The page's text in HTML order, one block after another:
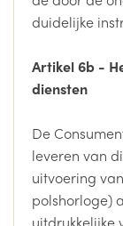
duidelijke
Artikel 6b -
diensten
De
leveren van
uitvoering
polshorloge)